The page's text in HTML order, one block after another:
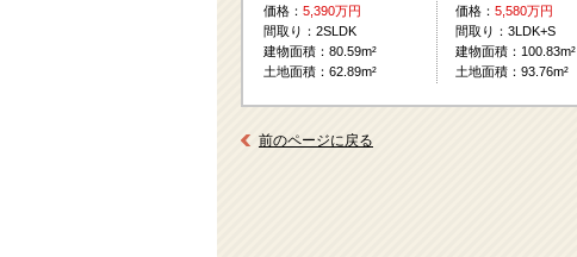
価格： 5,390万円
間取り：2SLDK
建物面積：80.59m²
土地面積：62.89m²
価格： 5,580万円
間取り：3LDK+S
建物面積：100.83m²
土地面積：93.76m²
前のページに戻る